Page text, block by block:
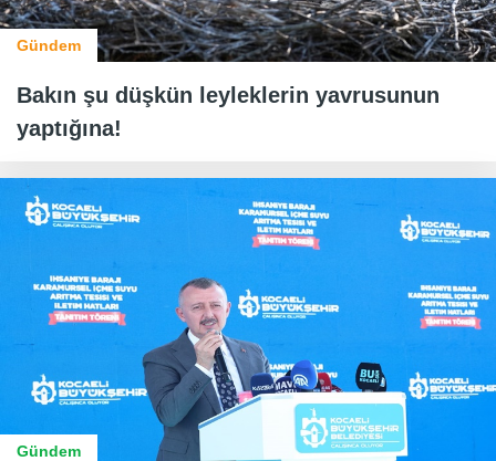
Gündem
Bakın şu düşkün leyleklerin yavrusunun
yaptığına!
Gündem